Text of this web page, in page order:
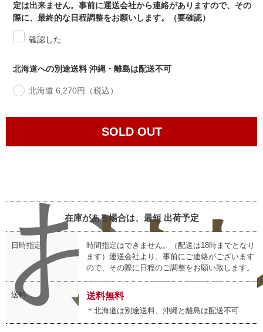
定は出来ません。事前に運送会社から連絡がありますので、その
際に、最終的な日程調整をお願いします。（要確認）
確認した
北海道への別途送料 沖縄・離島は配送不可
北海道 6,270円（税込）
SOLD OUT
おおレ
在庫がある場合は、最短 出荷予定
日時指定
時間指定はできません。（配送は18時までとなり
ます）運送会社より、事前にご連絡がございます
ので、その際に日程のご調整をお願い致します。
送料 送料無料
＊北海道は別途送料、沖縄と離島は配送不可